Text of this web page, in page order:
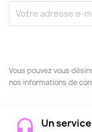
Vous pouvez vous
nos informations de
Un